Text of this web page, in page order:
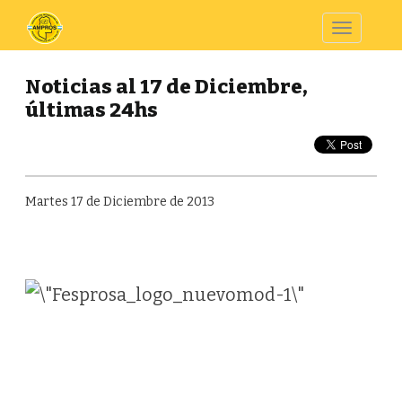
Toggle
Noticias al 17 de Diciembre,
últimas 24hs
Martes 17 de Diciembre de 2013